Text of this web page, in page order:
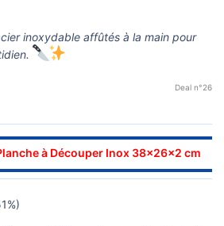
inoxydable affûtés à la main pour
Deal n°26
à Découper Inox 38×26×2 cm